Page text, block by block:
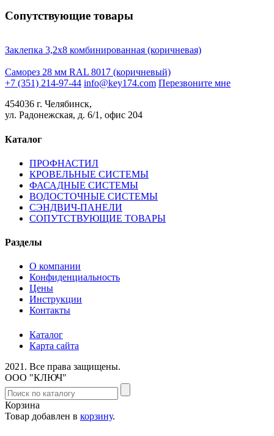
Сопутствующие товары
Заклепка 3,2х8 комбинированная (коричневая)
Саморез 28 мм RAL 8017 (коричневый)
+7 (351) 214-97-44 info@key174.com Перезвоните мне
454036 г. Челябинск,
ул. Радонежская, д. 6/1, офис 204
Каталог
ПРОФНАСТИЛ
КРОВЕЛЬНЫЕ СИСТЕМЫ
ФАСАДНЫЕ СИСТЕМЫ
ВОДОСТОЧНЫЕ СИСТЕМЫ
СЭНДВИЧ-ПАНЕЛИ
СОПУТСТВУЮЩИЕ ТОВАРЫ
Разделы
О компании
Конфиденциальность
Цены
Инструкции
Контакты
Каталог
Карта сайта
2021. Все права защищены.
ООО "КЛЮЧ"
Корзина
Товар добавлен в корзину.